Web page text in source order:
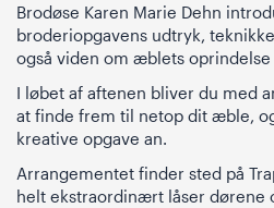
Brodøse Karen Marie Dehn
broderiopgavens udtryk,
også viden om æblets
I løbet af aftenen bliver du med
at finde frem til netop dit æble,
kreative opgave an.
Arrangementet finder sted på
helt ekstraordinært låser dørene